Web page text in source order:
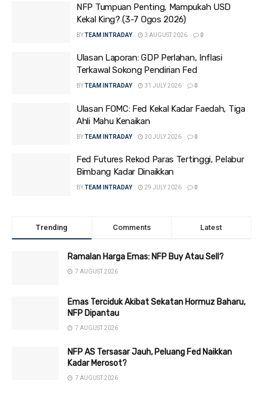
NFP Tumpuan Penting, Mampukah USD
Kekal King? (3-7 Ogos 2026)
BYTEAM INTRADAY 3 AUGUST 2026 0
Ulasan Laporan: GDP Perlahan, Inflasi
Terkawal Sokong Pendirian Fed
BYTEAM INTRADAY 31 JULY 2026 0
Ulasan FOMC: Fed Kekal Kadar Faedah, Tiga
Ahli Mahu Kenaikan
BYTEAM INTRADAY 30 JULY 2026 0
Fed Futures Rekod Paras Tertinggi, Pelabur
Bimbang Kadar Dinaikkan
BYTEAM INTRADAY 29 JULY 2026 0
Trending Comments Latest
Ramalan Harga Emas: NFP Buy Atau Sell?
7 AUGUST 2026
Emas Terciduk Akibat Sekatan Hormuz Baharu,
NFP Dipantau
7 AUGUST 2026
NFP AS Tersasar Jauh, Peluang Fed Naikkan
Kadar Merosot?
7 AUGUST 2026